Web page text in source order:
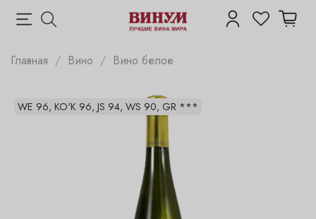
Главная Вино Вино белое
WE 96, KO'K 96, JS 94, WS 90, GR ***